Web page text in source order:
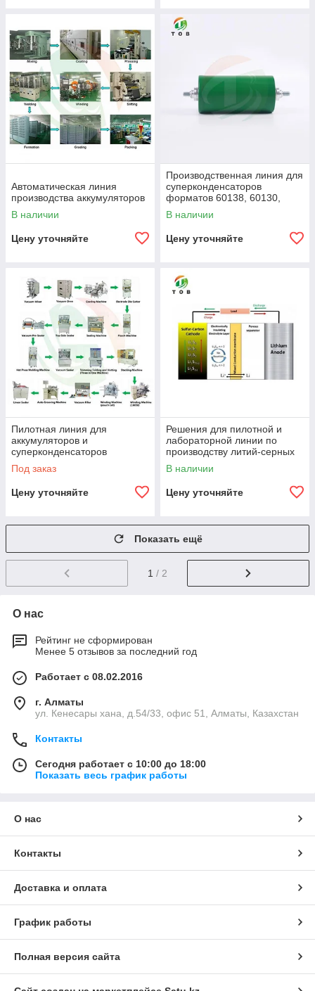
Автоматическая линия
производства аккумуляторов
В наличии
Цену уточняйте
Производственная линия для
суперконденсаторов
форматов 60138, 60130,
38130, 80180
В наличии
Цену уточняйте
Пилотная линия для
аккумуляторов и
суперконденсаторов
Под заказ
Цену уточняйте
Решения для пилотной и
лабораторной линии по
производству литий-серных
аккумуляторов:
оборудование и материалы
В наличии
Цену уточняйте
Показать ещё
1 / 2
О нас
Рейтинг не сформирован
Менее 5 отзывов за последний год
Работает с 08.02.2016
г. Алматы
ул. Кенесары хана, д.54/33, офис 51, Алматы, Казахстан
Контакты
Сегодня работает с 10:00 до 18:00
Показать весь график работы
О нас
Контакты
Доставка и оплата
График работы
Полная версия сайта